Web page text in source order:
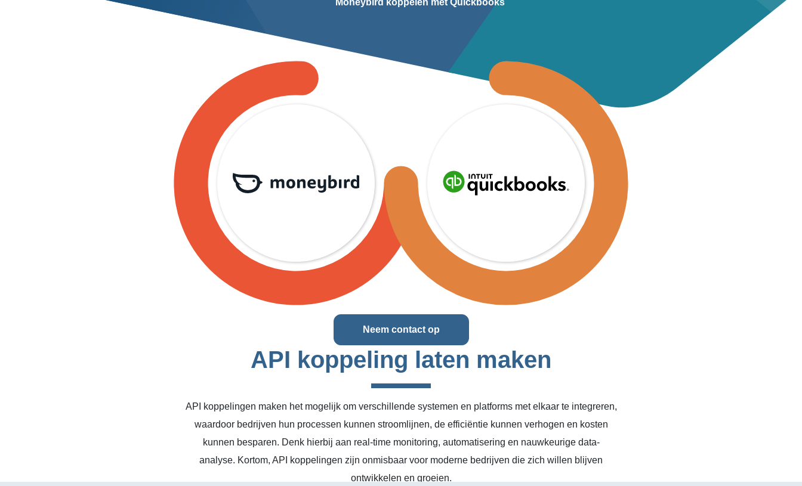
Moneybird koppelen met Quickbooks
Neem contact op
API koppeling laten maken
API koppelingen maken het mogelijk om verschillende systemen en platforms met elkaar te integreren,
waardoor bedrijven hun processen kunnen stroomlijnen, de efficiëntie kunnen verhogen en kosten
kunnen besparen. Denk hierbij aan real-time monitoring, automatisering en nauwkeurige data-
analyse. Kortom, API koppelingen zijn onmisbaar voor moderne bedrijven die zich willen blijven
ontwikkelen en groeien.